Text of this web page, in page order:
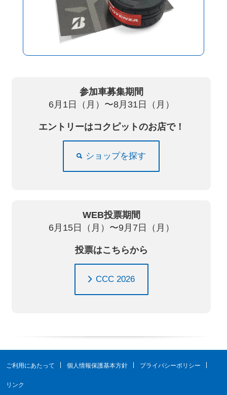
参加車募集期間
6月 1日（月）〜8月 31日（月）
エントリーはコクピットのお店で！
ショップを探す
WEB投票期間
6月 15日（月）〜9月 7日（月）
投票はこちらから
CCC 2026
ご利用にあたって 個人情報保護基本方針 プライバシーポリシー
リンク